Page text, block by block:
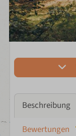
Beschreibung
Bewertungen